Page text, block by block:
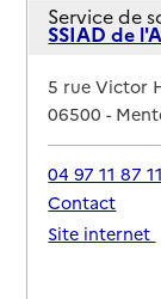
Service de
SSIAD de
Adresse
5 rue Victor
06500-
04 97 11 87 11
Contact
Site internet